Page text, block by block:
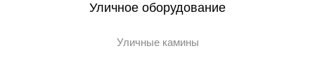
Уличное оборудование
Уличные камины